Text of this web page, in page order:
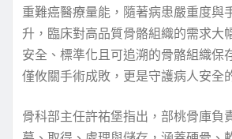
重難癌醫療量能，隨著病患嚴重度與
升，臨床對高品質骨骼組織的需求大
安全、標準化且可追溯的骨骼組織保
僅攸關手術成敗，更是守護病人安全
骨科部主任許祐堡指出，部桃骨庫負